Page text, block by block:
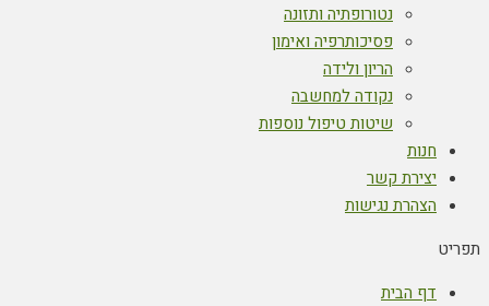
נטורופתיה ותזונה
פסיכותרפיה ואימון
הריון ולידה
נקודה למחשבה
שיטות טיפול נוספות
חנות
יצירת קשר
הצהרת נגישות
תפריט
דף הבית